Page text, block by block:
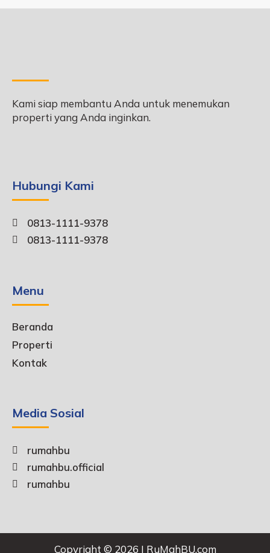
Kami siap membantu Anda untuk menemukan
properti yang Anda inginkan.
Hubungi Kami
0813-1111-9378
0813-1111-9378
Menu
Beranda
Properti
Kontak
Media Sosial
rumahbu
rumahbu.official
rumahbu
Copyright © 2026 | RuMahBU.com